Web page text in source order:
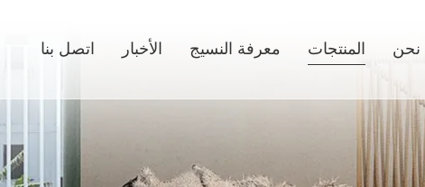
المنتجات معرفة النسيج الأخبار اتصل بنا